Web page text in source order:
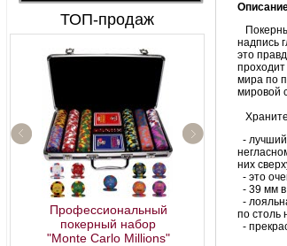
ТОП-продаж
Профессиональный
покерный набор
"Monte Carlo Millions"
Fournier 2818 Блок (12
колод) 100%
пластиковых карт
надпись
это
мира по
мировой
-
них
- это
- 39 мм
-
по столь
-